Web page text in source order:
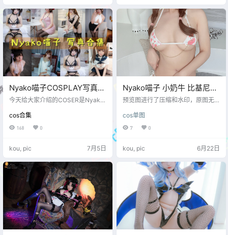
Nyako喵子COSPLAY写真图
片包合集[98套][持续更新]
今天给大家介绍的COSER是Nyako
座，微薄知名动漫博主，现在的微
薄账号叫喵子Nyako，目前拥有30
多万粉丝，喵子nyako在INS、蓝鸟
色，像爱宕、加藤惠等这些图片的
的布置都很用心，最重要的是她很
懂得运用自己的优势，最大程度的c
os出了自己的特色！ 预览图进行了
压缩和水印，原图无压缩，无本站
水印。 20…
cos合集
168 0
kou, pic 7月5日
Nyako喵子 小奶牛 比基尼围
裙 [52P1V-494MB]
预览图进行了压缩和水印，原图无
cos单图
7 0
kou, pic 6月22日